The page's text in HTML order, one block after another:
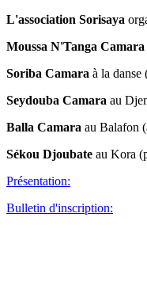
L'association Sorisaya
Moussa N'Tanga Camara
Soriba Camara à la danse
Seydouba Camara au
Balla Camara au Balafon
Sékou Djoubate au Kora
Présentation:
Bulletin d'inscription: